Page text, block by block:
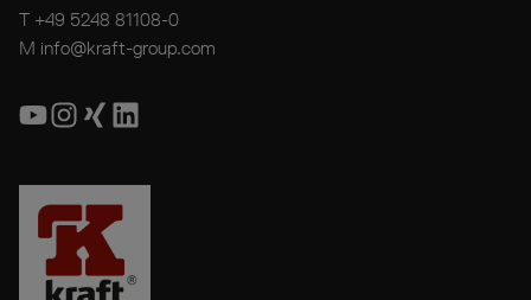
T +49 5248 81108-0
M info@kraft-group.com